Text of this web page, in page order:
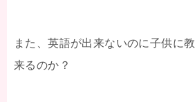
また、英語が出来ないのに子供に
来るのか？